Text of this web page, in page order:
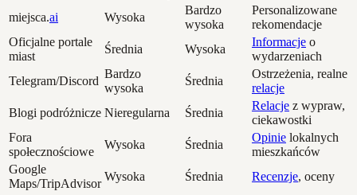
miejsca.ai Wysoka
Bardzo
wysoka
Personalizowane
rekomendacje
Oficjalne portale
miast
Średnia Wysoka
Informacje o
wydarzeniach
Telegram/Discord
Bardzo
wysoka
Średnia
Ostrzeżenia, realne
relacje
Blogi podróżnicze Nieregularna Średnia
Relacje z wypraw,
ciekawostki
Fora
społecznościowe
Wysoka Średnia
Opinie lokalnych
mieszkańców
Google
Maps/TripAdvisor
Wysoka Średnia Recenzje, oceny